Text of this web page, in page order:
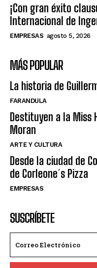
¡Con gran éxito
Internacional de
EMPRESAS agosto 5, 2026
MÁS POPULAR
La historia de
FARANDULA
Destituyen a la Miss
Moran
ARTE Y CULTURA
Desde la ciudad de
de Corleone´s Pizza
EMPRESAS
SUSCRÍBETE